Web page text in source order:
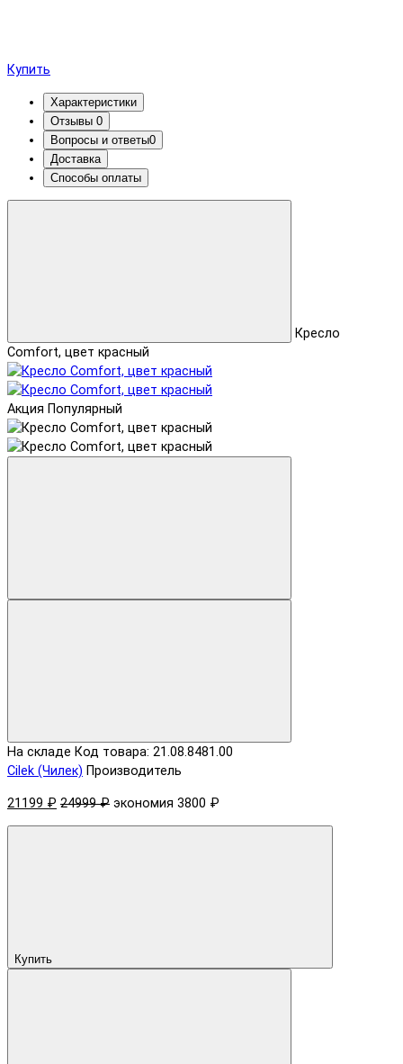
Купить
Характеристики
Отзывы 0
Вопросы и ответы0
Доставка
Способы оплаты
Кресло
Comfort, цвет красный
Акция Популярный
На складе Код товара: 21.08.8481.00
Cilek (Чилек) Производитель
21199 ₽ 24999 ₽ экономия 3800 ₽
Купить